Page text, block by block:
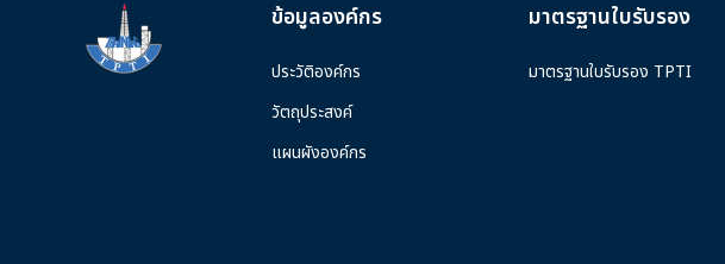
ข้อมูลองค์กร
ประวัติองค์กร
วัตถุประสงค์
แผนผังองค์กร
มาตรฐานใบรับรอง
มาตรฐานใบรับรอง TPTI